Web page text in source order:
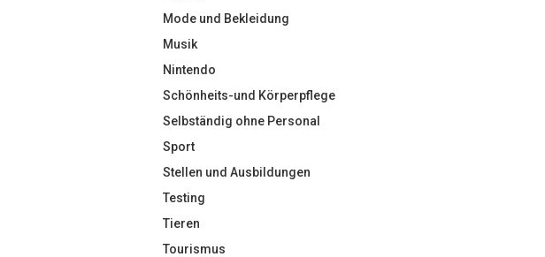
Mode und Bekleidung
Musik
Nintendo
Schönheits-und Körperpflege
Selbständig ohne Personal
Sport
Stellen und Ausbildungen
Testing
Tieren
Tourismus